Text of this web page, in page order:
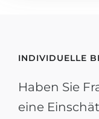
INDIVIDUELLE
Haben Sie
eine